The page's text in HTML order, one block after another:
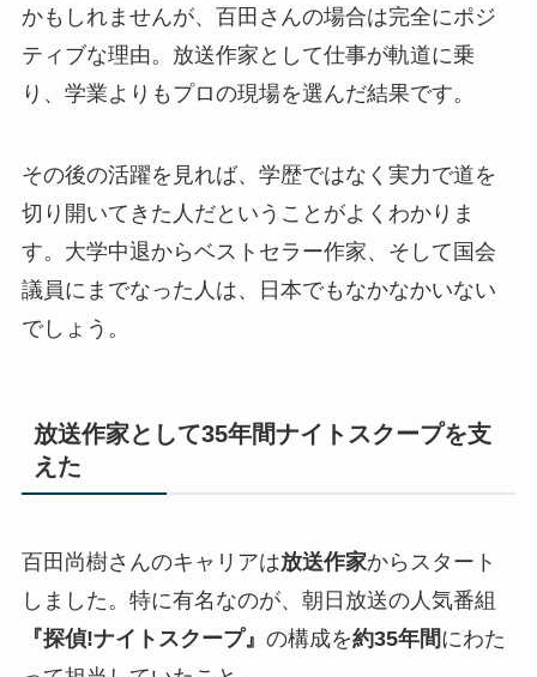
かもしれませんが、百田さんの場合は完全にポジ
ティブな理由。放送作家として仕事が軌道に乗
り、学業よりもプロの現場を選んだ結果です。
その後の活躍を見れば、 学歴ではなく実力で道を
切り開いてきた人 だということがよくわかりま
す。大学中退からベストセラー作家、そして国会
議員にまでなった人は、日本でもなかなかいない
でしょう。
放送作家として35年間ナイトスクープを支
えた
百田尚樹さんのキャリアは放送作家からスタート
しました。特に有名なのが、朝日放送の人気番組
『探偵!ナイトスクープ』 の構成を約35年間にわた